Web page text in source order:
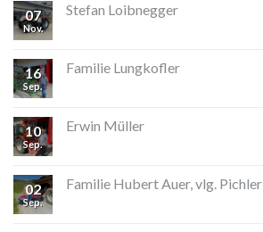
07
Nov.
Stefan Loibnegger
16
Sep.
Familie Lungkofler
10
Sep.
Erwin Müller
02
Sep.
Familie Hubert Auer, vlg. Pichler